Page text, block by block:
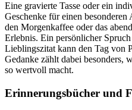
Eine gravierte Tasse oder ein
Geschenke für einen besonderen
den Morgenkaffee oder das
Erlebnis. Ein persönlicher
Lieblingszitat kann den Tag von
Gedanke zählt dabei besonders,
so wertvoll macht.
Erinnerungsbücher und